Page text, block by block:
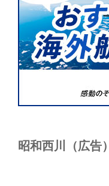
昭和西川（広告）